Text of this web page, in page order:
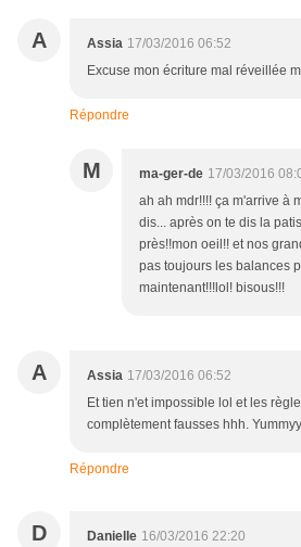
A Assia 17/03/2016 06:52
Excuse mon écriture mal réveillée
Répondre
M ma-ger-de 17/03/2016
ah ah mdr!!!! ça m'arrive à
dis... après on te dis la
près!!mon oeil!! et nos
pas toujours les balances
maintenant!!!lol! bisous!!!
A Assia 17/03/2016 06:52
Et tien n'et impossible lol et les
complètement fausses hhh.
Répondre
D Danielle 16/03/2016 22:20